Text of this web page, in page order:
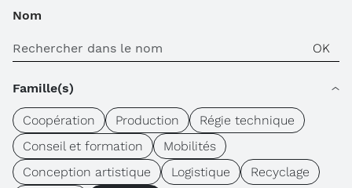
Nom
Famille(s)
Coopération Production
Régie technique
Conseil et formation
Mobilités
Conception artistique
Logistique
Recyclage